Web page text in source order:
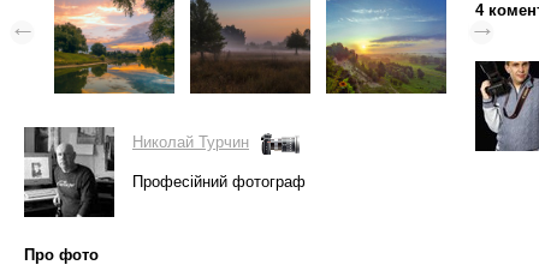
Николай Турчин
Професійний фотограф
Про фото
4